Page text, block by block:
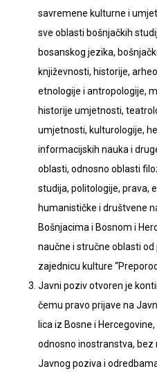
savremene kulturne i
sve oblasti bošnjačkih
bosanskog jezika,
književnosti, historije,
etnologije i antropologije,
historije umjetnosti,
umjetnosti, kulturologije,
informacijskih nauka i
oblasti, odnosno oblasti
studija, politologije, prava,
humanističke i društvene
Bošnjacima i Bosnom i
naučne i stručne oblasti
zajednicu kulture
Javni poziv otvoren je
čemu pravo prijave na
lica iz Bosne i
odnosno inostranstva, bez
Javnog poziva i